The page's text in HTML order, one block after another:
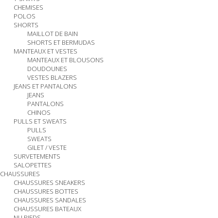
CHEMISES
POLOS
SHORTS
MAILLOT DE BAIN
SHORTS ET BERMUDAS
MANTEAUX ET VESTES
MANTEAUX ET BLOUSONS
DOUDOUNES
VESTES BLAZERS
JEANS ET PANTALONS
JEANS
PANTALONS
CHINOS
PULLS ET SWEATS
PULLS
SWEATS
GILET / VESTE
SURVETEMENTS
SALOPETTES
CHAUSSURES
CHAUSSURES SNEAKERS
CHAUSSURES BOTTES
CHAUSSURES SANDALES
CHAUSSURES BATEAUX